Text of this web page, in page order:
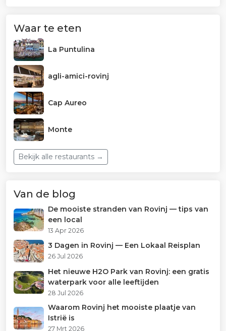
Waar te eten
La Puntulina
agli-amici-rovinj
Cap Aureo
Monte
Bekijk alle restaurants →
Van de blog
De mooiste stranden van Rovinj — tips van
een local
13 Apr 2026
3 Dagen in Rovinj — Een Lokaal Reisplan
26 Jul 2026
Het nieuwe H2O Park van Rovinj: een gratis
waterpark voor alle leeftijden
28 Jul 2026
Waarom Rovinj het mooiste plaatje van
Istrië is
27 Mrt 2026